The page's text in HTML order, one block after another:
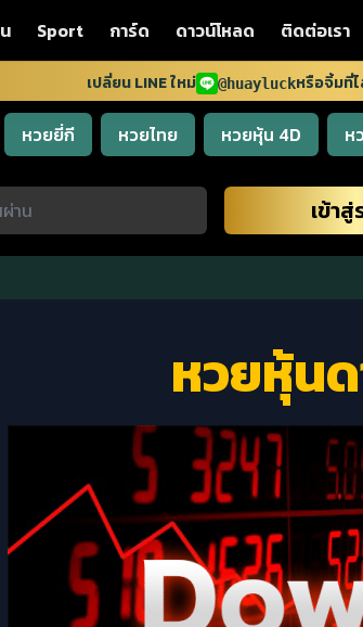
Sport การ์ด ดาวน์โหลด ติดต่อเรา
เปลี่ยน LINE ใหม่ @huayluckหรือจิ้มที่ไลน์ด้านบน
หวยยี่กี หวยไทย หวยหุ้น 4D ห
เข้า
หวยหุ้น